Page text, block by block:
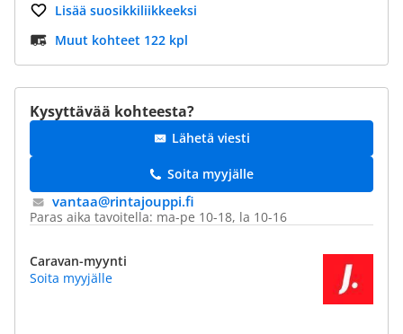
Lisää suosikkiliikkeeksi
Muut kohteet 122 kpl
Kysyttävää kohteesta?
Lähetä viesti
Soita myyjälle
vantaa@​rintajouppi.fi
Paras aika tavoitella: ma-pe 10-18, la 10-16
Caravan-myynti
Soita myyjälle